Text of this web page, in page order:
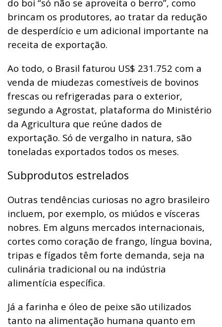
do boi “só não se aproveita o berro”, como
brincam os produtores, ao tratar da redução
de desperdício e um adicional importante na
receita de exportação.
Ao todo, o Brasil faturou US$ 231.752 com a
venda de miudezas comestíveis de bovinos
frescas ou refrigeradas para o exterior,
segundo a Agrostat, plataforma do Ministério
da Agricultura que reúne dados de
exportação. Só de vergalho in natura, são
toneladas exportados todos os meses.
Subprodutos estrelados
Outras tendências curiosas no agro brasileiro
incluem, por exemplo, os miúdos e vísceras
nobres. Em alguns mercados internacionais,
cortes como coração de frango, língua bovina,
tripas e fígados têm forte demanda, seja na
culinária tradicional ou na indústria
alimentícia específica.
Já a farinha e óleo de peixe são utilizados
tanto na alimentação humana quanto em